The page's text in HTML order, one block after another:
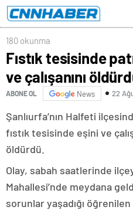
180 okunma
Fıstık tesisinde
ve çalışanını
ABONE OL News 22
Şanlıurfa’nın Halfeti
fıstık tesisinde eşini ve
öldürdü.
Olay, sabah saatlerinde
Mahallesi’nde meydana
sorunlar yaşadığı